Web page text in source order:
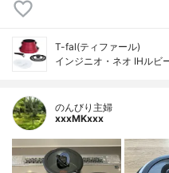
T-fal(ティファール)
インジニオ・ネオ IHルビ
のんびり主婦
xxxMKxxx